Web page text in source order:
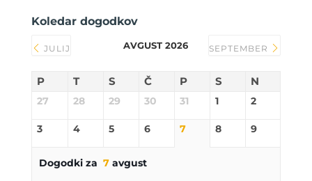
Koledar dogodkov
JULIJ AVGUST 2026 SEPTEMBER
P T S Č P S N
27 28 29 30 31 1 2
3 4 5 6 7 8 9
Dogodki za 7avgust